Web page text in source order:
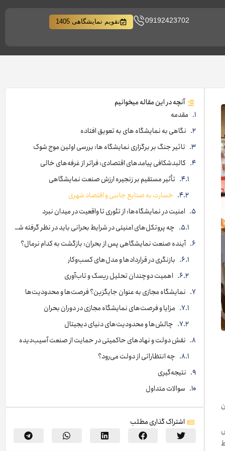
09192423702 تقویم نمایشگاهی 1405
آنچه در این مقاله میخوانیم
مقدمه
نگاهی به نمایشگاه های به تعویق افتاده
تاثیر جنگ بر برگزاری نمایشگاه ها: بررسی اولین موج شوک
کالبدشکافی پیامدهای اقتصادی: فراتر از غرفه‌های خالی
تأثیر مستقیم بر زنجیره ارزش صنعت نمایشگاهی
خسارت به صنایع جانبی و اقتصاد شهری
امنیت در نمایشگاه‌ها: از تئوری تا واقعیت در میدان نبرد
چه پروتکل‌های امنیتی در شرایط بحرانی باید در نظر گرفته شود؟
آینده صنعت نمایشگاهی پس از بحران: بازگشت به کدام نرمال؟
بازنگری در قراردادها و مدل‌های کسب‌وکار
اهمیت دوچندان تحلیل ریسک و تاب‌آوری
نمایشگاه مجازی به عنوان جایگزین؟ فرصت‌ها و محدودیت‌ها
مزایا و فرصت‌های نمایشگاه مجازی در دوران بحران
چالش‌ها و محدودیت‌های دنیای دیجیتال
نقش دولت و نهادهای حاکمیتی در حمایت از صنعت آسیب‌دیده
چه انتظاراتی از دولت می‌رود؟
نتیجه‌گیری
سوالات متداول
اشتراک گذاری مطلب